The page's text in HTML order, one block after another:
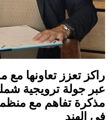
راكز تعزز تعاونها مع
عبر جولة ترويجية
مذكرة تفاهم مع
في الهند